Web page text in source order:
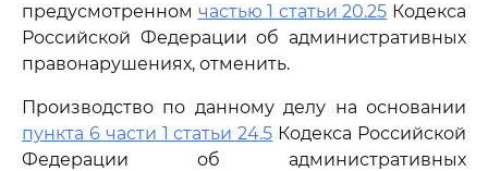
предусмотренном частью 1 статьи 20.25 Кодекса
Российской Федерации об административных
правонарушениях, отменить.
Производство по данному делу на основании
пункта 6 части 1 статьи 24.5 Кодекса Российской
Федерации об административных